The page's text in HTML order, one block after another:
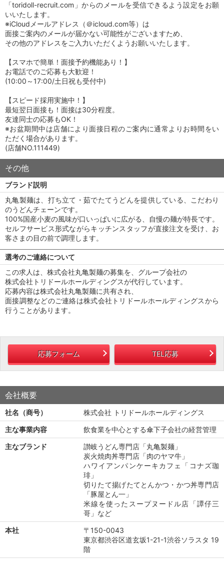
「toridoll-recruit.com」からのメールを受信できるよう設定をお願
いいたします。
※iCloudメールアドレス（＠icloud.com等）は
面接ご案内のメールが届かない可能性がございますため、
その他のアドレスをご入力いただくようお願いいたします。
【スマホで簡単！面接予約機能あり！】
お電話でのご応募も大歓迎！
(10:00～17:00/土日祝も受付中)
【スピード採用実施中！】
最短翌日面接も！面接は30分程度。
友達同士の応募もOK！
※お盆期間中は店舗により面接日程のご案内に通常よりお時間をい
ただく場合があります。
(店舗NO.111449)
その他
ブランド説明
丸亀製麺は、打ち立て・茹でたてうどんを提供している、こだわり
のうどんチェーンです。
100%国産小麦の風味が口いっぱいに広がる、自慢の麺が特長です。
セルフサービス形式ながらキッチンスタッフが直接注文を受け、お
客さまの目の前で調理します。
選考のご連絡について
この求人は、株式会社丸亀製麺の募集を、グループ会社の
株式会社トリドールホールディングスが代行しています。
応募内容は株式会社丸亀製麺に共有され、
面接調整などのご連絡は株式会社トリドールホールディングスから
行うことがあります。
応募フォーム TEL応募
会社概要
社名（商号）
株式会社 トリドールホールディングス
主な事業内容
飲食業を中心とする傘下子会社の経営管理
主なブランド
讃岐うどん専門店「丸亀製麺」
炭火焼肉丼専門店「肉のヤマ牛」
ハワイアンパンケーキカフェ「コナズ珈
琲」
切りたて揚げたてとんかつ・かつ丼専門店
「豚屋とん一」
米線を使ったスープヌードル店「譚仔三
哥」など
本社
〒150-0043
東京都渋谷区道玄坂1-21-1渋谷ソラスタ 19
階